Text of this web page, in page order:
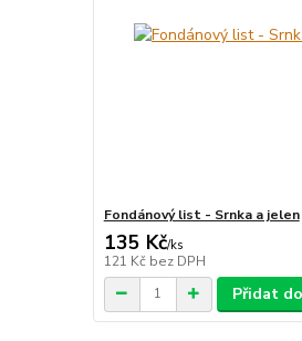
Fondánový list - Srnka a jelen
135 Kč/ks
121 Kč bez DPH
Přidat